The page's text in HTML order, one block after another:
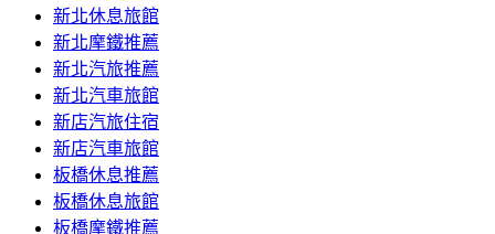
新北休息旅館
新北摩鐵推薦
新北汽旅推薦
新北汽車旅館
新店汽旅住宿
新店汽車旅館
板橋休息推薦
板橋休息旅館
板橋摩鐵推薦